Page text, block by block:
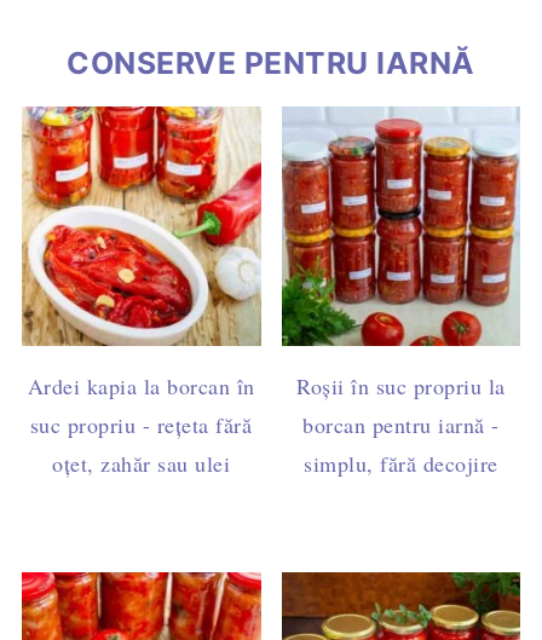
CONSERVE PENTRU IARNĂ
Ardei kapia la borcan în
suc propriu - rețeta fără
oțet, zahăr sau ulei
Roșii în suc propriu la
borcan pentru iarnă -
simplu, fără decojire